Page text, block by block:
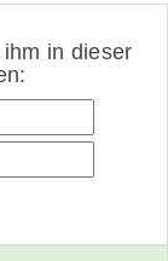
in dieser